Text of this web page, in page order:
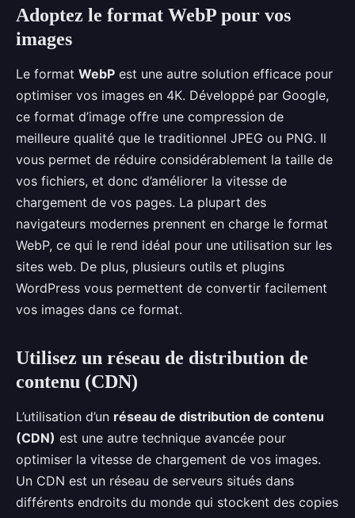
Adoptez le format WebP pour vos
images
Le format WebP est une autre solution efficace pour
optimiser vos images en 4K. Développé par Google,
ce format d’image offre une compression de
meilleure qualité que le traditionnel JPEG ou PNG. Il
vous permet de réduire considérablement la taille de
vos fichiers, et donc d’améliorer la vitesse de
chargement de vos pages. La plupart des
navigateurs modernes prennent en charge le format
WebP, ce qui le rend idéal pour une utilisation sur les
sites web. De plus, plusieurs outils et plugins
WordPress vous permettent de convertir facilement
vos images dans ce format.
Utilisez un réseau de distribution de
contenu (CDN)
L’utilisation d’un réseau de distribution de contenu
(CDN) est une autre technique avancée pour
optimiser la vitesse de chargement de vos images.
Un CDN est un réseau de serveurs situés dans
différents endroits du monde qui stockent des copies